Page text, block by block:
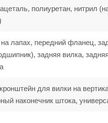
полиуретан, нитрил
лапах, передний фланец,
задняя вилка,
для вилки на
наконечник штока,